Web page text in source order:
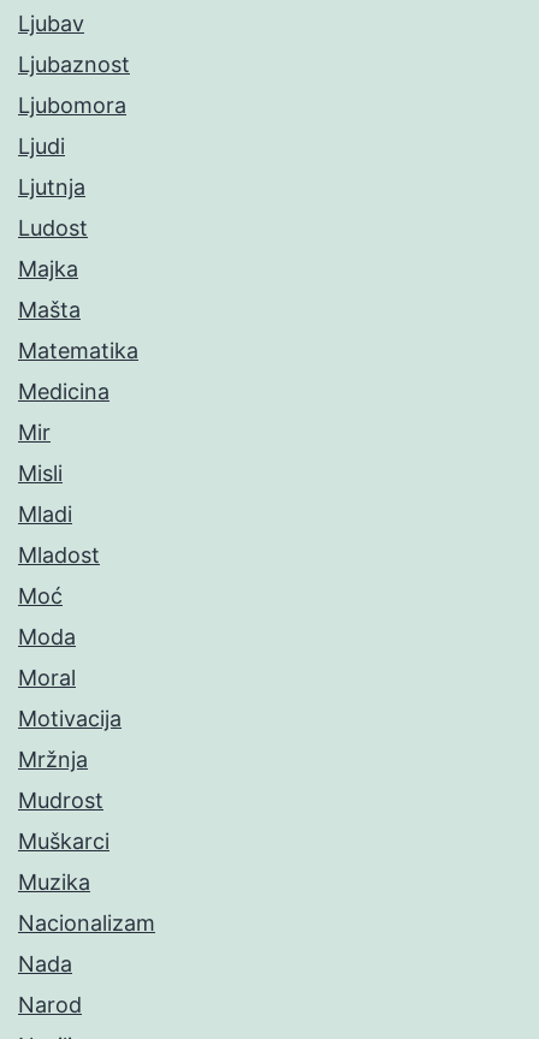
Ljubav
Ljubaznost
Ljubomora
Ljudi
Ljutnja
Ludost
Majka
Mašta
Matematika
Medicina
Mir
Misli
Mladi
Mladost
Moć
Moda
Moral
Motivacija
Mržnja
Mudrost
Muškarci
Muzika
Nacionalizam
Nada
Narod